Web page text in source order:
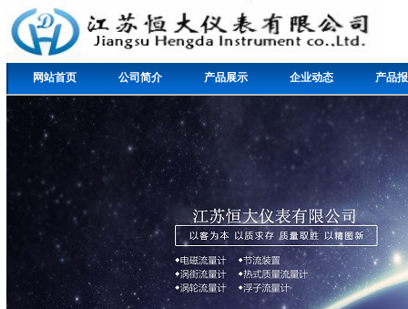
网站首页 公司简介 产品展示 企业动态 产品